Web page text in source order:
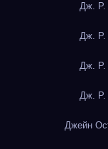
Дж. Р.
Дж. Р.
Дж. Р.
Дж. Р.
Джейн